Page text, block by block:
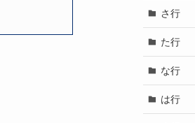
さ行
た行
な行
は行